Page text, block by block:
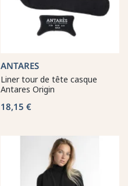
ANTARES
Liner tour de tête casque
Antares Origin
18,15 €